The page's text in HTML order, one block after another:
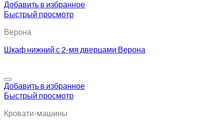
Добавить в избранное
Быстрый просмотр
Верона
Шкаф нижний с 2-мя дверцами Верона
Добавить в избранное
Быстрый просмотр
Кровати-машины